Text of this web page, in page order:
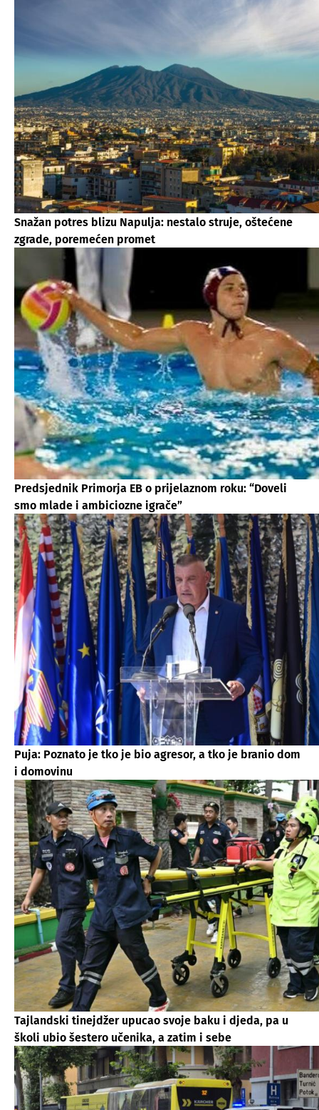
Snažan potres blizu Napulja: nestalo struje, oštećene
zgrade, poremećen promet
Predsjednik Primorja EB o prijelaznom roku: “Doveli
smo mlade i ambiciozne igrače”
Puja: Poznato je tko je bio agresor, a tko je branio dom
i domovinu
Tajlandski tinejdžer upucao svoje baku i djeda, pa u
školi ubio šestero učenika, a zatim i sebe